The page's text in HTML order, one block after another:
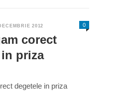
2012
corect
priza
0
degetele in priza